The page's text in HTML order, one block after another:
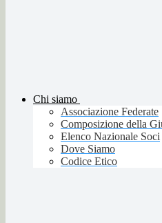
Chi siamo
Associazione Federate
Composizione della
Elenco Nazionale Soci
Dove Siamo
Codice Etico